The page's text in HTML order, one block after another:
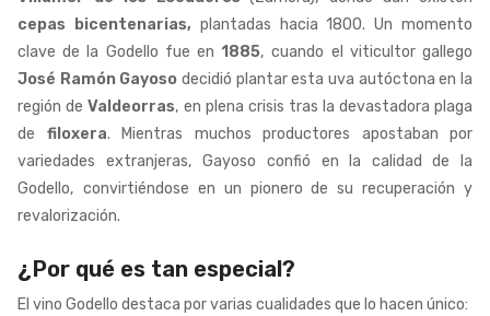
cepas bicentenarias, plantadas hacia 1800. Un momento
clave de la Godello fue en 1885, cuando el viticultor gallego
José Ramón Gayoso decidió plantar esta uva autóctona en la
región de Valdeorras, en plena crisis tras la devastadora plaga
de filoxera. Mientras muchos productores apostaban por
variedades extranjeras, Gayoso confió en la calidad de la
Godello, convirtiéndose en un pionero de su recuperación y
revalorización.
¿Por qué es tan especial?
El vino Godello destaca por varias cualidades que lo hacen único: